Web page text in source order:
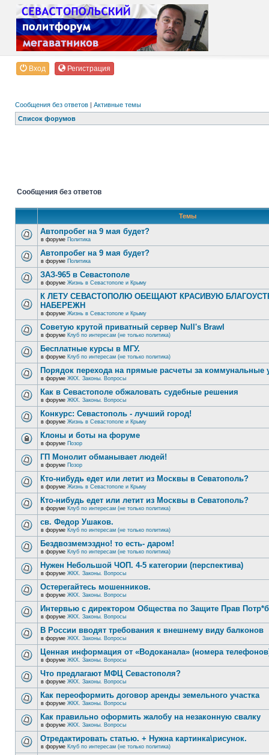
Вход Регистрация
Сообщения без ответов | Активные темы
Список форумов
Сообщения без ответов
Темы
Автопробег на 9 мая будет?
в форуме Политика
Автопробег на 9 мая будет?
в форуме Политика
ЗАЗ-965 в Севастополе
в форуме Жизнь в Севастополе и Крыму
К ЛЕТУ СЕВАСТОПОЛЮ ОБЕЩАЮТ КРАСИВУЮ
НАБЕРЕЖН
в форуме Жизнь в Севастополе и Крыму
Советую крутой приватный сервер Null's Brawl
в форуме Клуб по интересам (не только политика)
Бесплатные курсы в МГУ.
в форуме Клуб по интересам (не только политика)
Порядок перехода на прямые расчеты за коммунальные
в форуме ЖКХ. Законы. Вопросы
Как в Севастополе обжаловать судебные решения
в форуме ЖКХ. Законы. Вопросы
Конкурс: Севастополь - лучший город!
в форуме Жизнь в Севастополе и Крыму
Клоны и боты на форуме
в форуме Позор
ГП Монолит обманывает людей!
в форуме Позор
Кто-нибудь едет или летит из Москвы в Севатополь?
в форуме Жизнь в Севастополе и Крыму
Кто-нибудь едет или летит из Москвы в Севатополь?
в форуме Клуб по интересам (не только политика)
св. Федор Ушаков.
в форуме Клуб по интересам (не только политика)
Бездвозмемэздно! то есть- даром!
в форуме Клуб по интересам (не только политика)
Нужен Небольшой ЧОП. 4-5 категории (перспектива)
в форуме ЖКХ. Законы. Вопросы
Остерегайтесь мошенников.
в форуме ЖКХ. Законы. Вопросы
Интервью с директором Общества по Защите Прав
в форуме ЖКХ. Законы. Вопросы
В России вводят требования к внешнему виду балконов
в форуме ЖКХ. Законы. Вопросы
Ценная информация от «Водоканала» (номера
в форуме ЖКХ. Законы. Вопросы
Что предлагают МФЦ Севастополя?
в форуме ЖКХ. Законы. Вопросы
Как переоформить договор аренды земельного участка
в форуме ЖКХ. Законы. Вопросы
Как правильно оформить жалобу на незаконную свалку
в форуме ЖКХ. Законы. Вопросы
Отредактировать статью. + Нужна картинка\рисунок.
в форуме Клуб по интересам (не только политика)